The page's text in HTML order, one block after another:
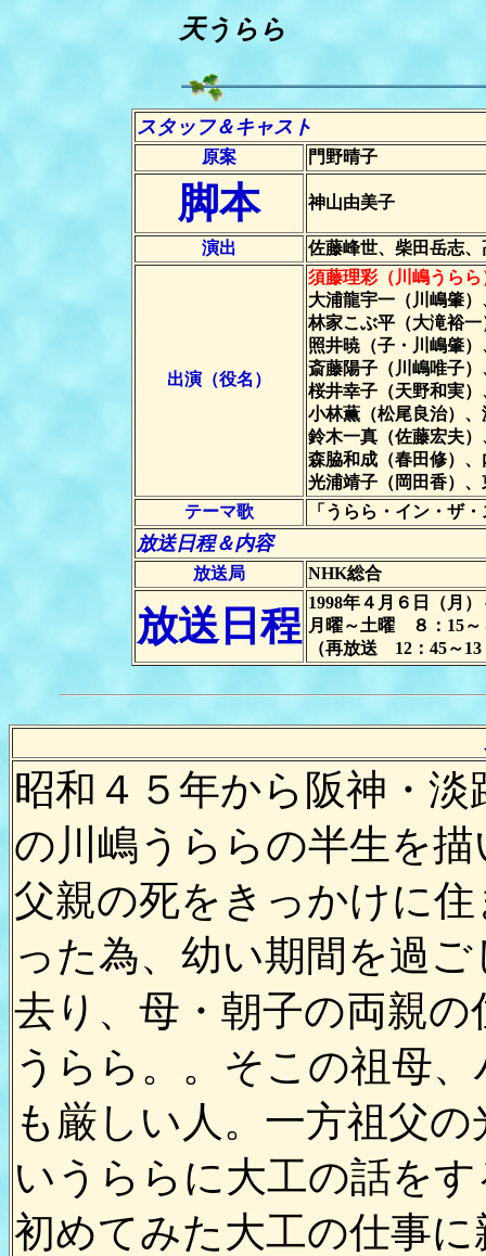
天うらら
スタッフ＆キャスト
原案 門野晴子
脚本 神山由美子
演出 佐藤峰世、柴田岳志
出演（役名）
須藤理彩（川嶋うらら
大浦龍宇一（川嶋肇
林家こぶ平（大滝裕
照井暁（子・川嶋肇
斎藤陽子（川嶋唯子
桜井幸子（天野和実
小林薫（松尾良治）
鈴木一真（佐藤宏夫
森脇和成（春田修）
光浦靖子（岡田香）
テーマ歌
「うらら・イン・ザ
放送日程＆内容
放送局 NHK総合
放送日程
1998年４月６日（月
月曜～土曜 ８：15～
（再放送 12：45～13
昭和４５年から阪神・
の川嶋うららの半生を
父親の死をきっかけに
った為、幼い期間を過
去り、母・朝子の両親
うらら。。そこの祖母
も厳しい人。一方祖父
いうららに大工の話を
初めてみた大工の仕事